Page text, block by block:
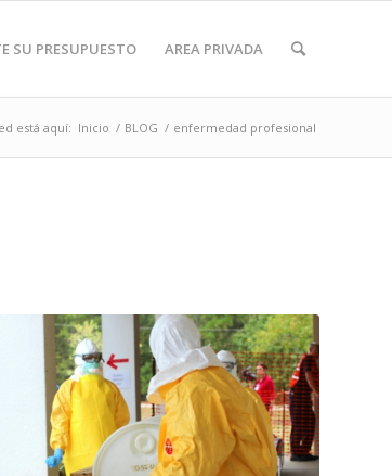
SU PRESUPUESTO AREA PRIVADA
está aquí: Inicio / BLOG / enfermedad profesional